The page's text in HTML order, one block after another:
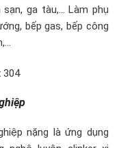
ga tàu,… Làm phụ
bếp gas, bếp công
nặng là ứng dụng